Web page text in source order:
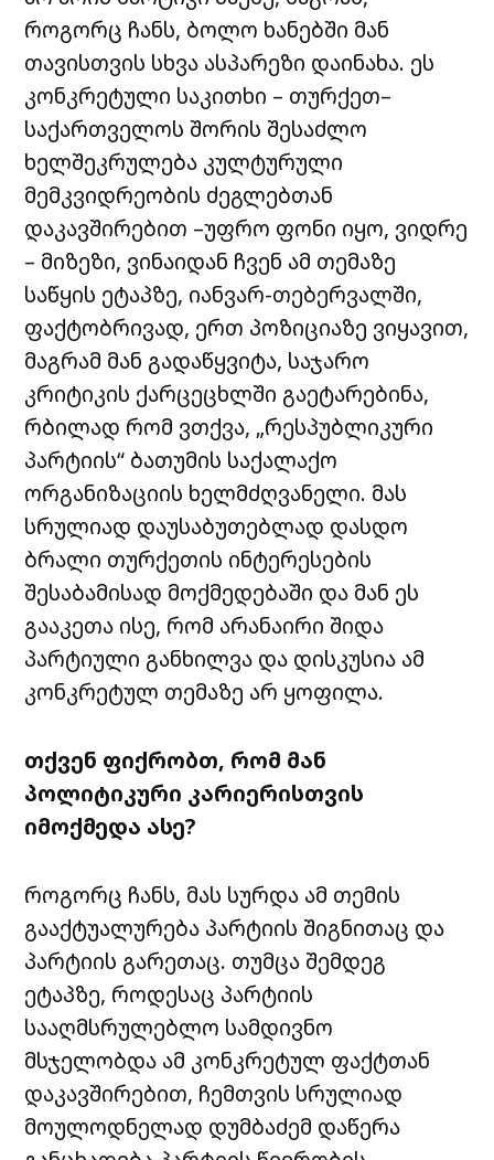
როგორც ჩანს, ბოლო ხანებში მან
თავისთვის სხვა ასპარეზი დაინახა. ეს
კონკრეტული საკითხი – თურქეთ–
საქართველოს შორის შესაძლო
ხელშეკრულება კულტურული
მემკვიდრეობის ძეგლებთან
დაკავშირებით –უფრო ფონი იყო, ვიდრე
– მიზეზი, ვინაიდან ჩვენ ამ თემაზე
საწყის ეტაპზე, იანვარ-თებერვალში,
ფაქტობრივად, ერთ პოზიციაზე ვიყავით,
მაგრამ მან გადაწყვიტა, საჯარო
კრიტიკის ქარცეცხლში გაეტარებინა,
რბილად რომ ვთქვა, „რესპუბლიკური
პარტიის“ ბათუმის საქალაქო
ორგანიზაციის ხელმძღვანელი. მას
სრულიად დაუსაბუთებლად დასდო
ბრალი თურქეთის ინტერესების
შესაბამისად მოქმედებაში და მან ეს
გააკეთა ისე, რომ არანაირი შიდა
პარტიული განხილვა და დისკუსია ამ
კონკრეტულ თემაზე არ ყოფილა.
თქვენ ფიქრობთ, რომ მან
პოლიტიკური კარიერისთვის
იმოქმედა ასე?
როგორც ჩანს, მას სურდა ამ თემის
გააქტუალურება პარტიის შიგნითაც და
პარტიის გარეთაც. თუმცა შემდეგ
ეტაპზე, როდესაც პარტიის
სააღმსრულებლო სამდივნო
მსჯელობდა ამ კონკრეტულ ფაქტთან
დაკავშირებით, ჩემთვის სრულიად
მოულოდნელად დუმბაძემ დაწერა